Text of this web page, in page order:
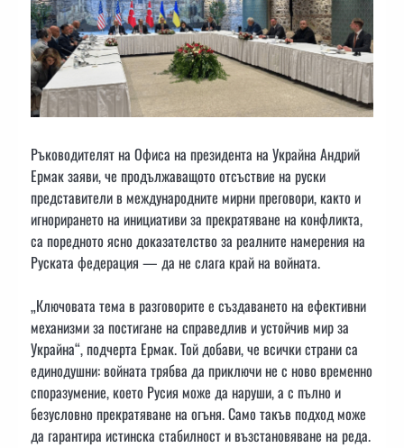
Ръководителят на Офиса на президента на Украйна Андрий
Ермак заяви, че продължаващото отсъствие на руски
представители в международните мирни преговори, както и
игнорирането на инициативи за прекратяване на конфликта,
са поредното ясно доказателство за реалните намерения на
Руската федерация — да не слага край на войната.
„Ключовата тема в разговорите е създаването на ефективни
механизми за постигане на справедлив и устойчив мир за
Украйна“, подчерта Ермак. Той добави, че всички страни са
единодушни: войната трябва да приключи не с ново временно
споразумение, което Русия може да наруши, а с пълно и
безусловно прекратяване на огъня. Само такъв подход може
да гарантира истинска стабилност и възстановяване на реда.